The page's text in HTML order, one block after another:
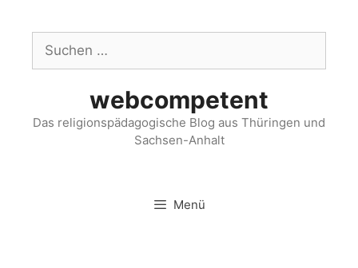
webcompetent
Das religionspädagogische Blog aus Thüringen und
Sachsen-Anhalt
Menü